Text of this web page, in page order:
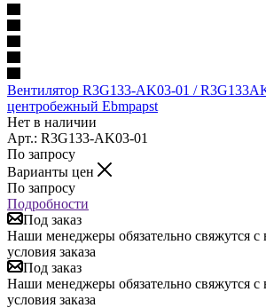
Вентилятор R3G133-AK03-01 /
центробежный Ebmpapst
Нет в наличии
Арт.: R3G133-AK03-01
По запросу
Варианты цен
По запросу
Подробности
Под заказ
Наши менеджеры обязательно свяжутся с
условия заказа
Под заказ
Наши менеджеры обязательно свяжутся с
условия заказа